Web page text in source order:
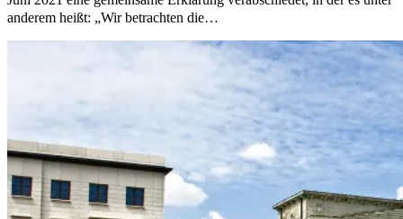
anderem heißt: „Wir betrachten die…